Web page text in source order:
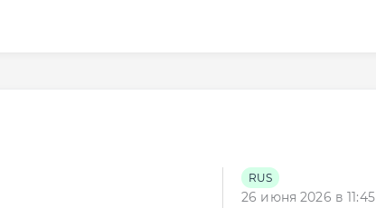
RUS
26 июня 2026 в 11:45